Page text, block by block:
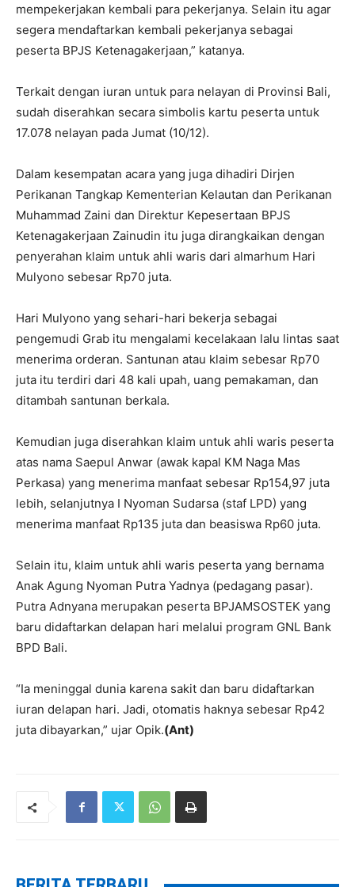
mempekerjakan kembali para pekerjanya. Selain itu agar
segera mendaftarkan kembali pekerjanya sebagai
peserta BPJS Ketenagakerjaan,” katanya.
Terkait dengan iuran untuk para nelayan di Provinsi Bali,
sudah diserahkan secara simbolis kartu peserta untuk
17.078 nelayan pada Jumat (10/12).
Dalam kesempatan acara yang juga dihadiri Dirjen
Perikanan Tangkap Kementerian Kelautan dan Perikanan
Muhammad Zaini dan Direktur Kepesertaan BPJS
Ketenagakerjaan Zainudin itu juga dirangkaikan dengan
penyerahan klaim untuk ahli waris dari almarhum Hari
Mulyono sebesar Rp70 juta.
Hari Mulyono yang sehari-hari bekerja sebagai
pengemudi Grab itu mengalami kecelakaan lalu lintas saat
menerima orderan. Santunan atau klaim sebesar Rp70
juta itu terdiri dari 48 kali upah, uang pemakaman, dan
ditambah santunan berkala.
Kemudian juga diserahkan klaim untuk ahli waris peserta
atas nama Saepul Anwar (awak kapal KM Naga Mas
Perkasa) yang menerima manfaat sebesar Rp154,97 juta
lebih, selanjutnya I Nyoman Sudarsa (staf LPD) yang
menerima manfaat Rp135 juta dan beasiswa Rp60 juta.
Selain itu, klaim untuk ahli waris peserta yang bernama
Anak Agung Nyoman Putra Yadnya (pedagang pasar).
Putra Adnyana merupakan peserta BPJAMSOSTEK yang
baru didaftarkan delapan hari melalui program GNL Bank
BPD Bali.
“Ia meninggal dunia karena sakit dan baru didaftarkan
iuran delapan hari. Jadi, otomatis haknya sebesar Rp42
juta dibayarkan,” ujar Opik.(Ant)